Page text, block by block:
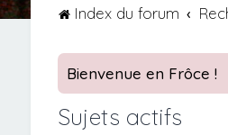
Index du forum
Bienvenue en Frôce !
Sujets actifs